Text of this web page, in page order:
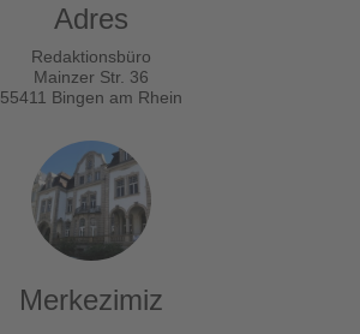
Adres
Redaktionsbüro
Mainzer Str. 36
55411 Bingen am Rhein
Merkezimiz